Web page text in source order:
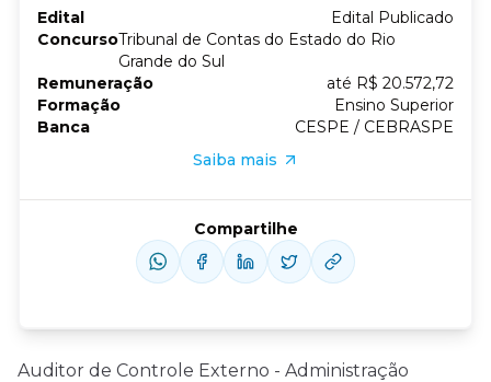
Auditor de Controle Externo - Administração
Edital
Edital Publicado
ConcursoTribunal de Contas do Estado do Rio
Grande do Sul
Remuneração
até R$ 20.572,72
Formação
Ensino Superior
Banca
CESPE / CEBRASPE
Saiba mais
Compartilhe